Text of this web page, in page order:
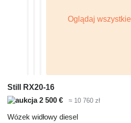
Still RX20-16
2 500 €
≈ 10 760 zł
Wózek widłowy diesel